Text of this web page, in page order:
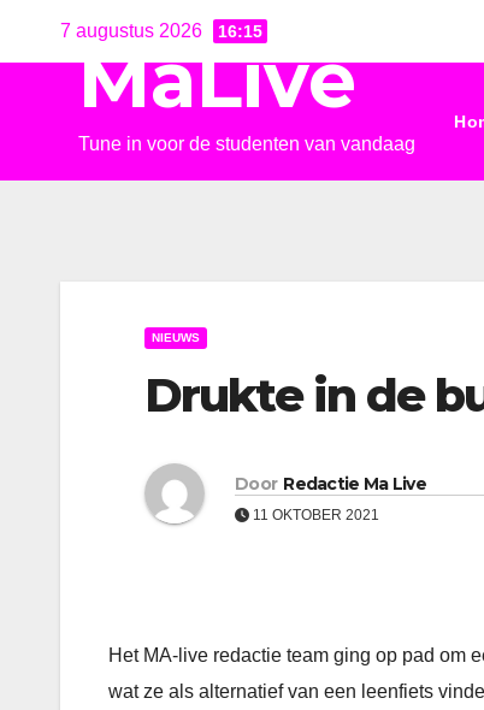
7 augustus 2026 16:15
MaLive
Tune in voor de studenten van vandaag
NIEUWS
Drukte in de
Door Redactie Ma Live
11 OKTOBER 2021
Het MA-live redactie team ging op pad om
wat ze als alternatief van een leenfiets